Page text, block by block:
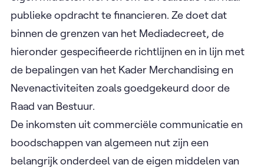
publieke opdracht te financieren. Ze doet dat
binnen de grenzen van het Mediadecreet, de
hieronder gespecifieerde richtlijnen en in lijn met
de bepalingen van het Kader Merchandising en
Nevenactiviteiten zoals goedgekeurd door de
Raad van Bestuur.
De inkomsten uit commerciële communicatie en
boodschappen van algemeen nut zijn een
belangrijk onderdeel van de eigen middelen van